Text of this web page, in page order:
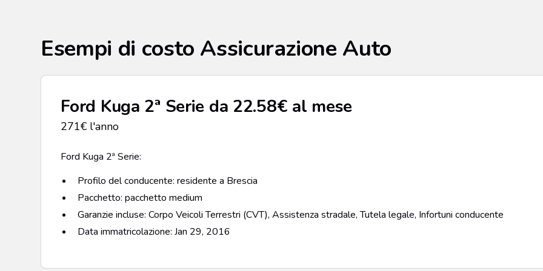
Esempi di costo Assicurazione Auto
Ford Kuga 2ª Serie da 22.58€ al mese
271€ l'anno
Ford Kuga 2ª Serie:
Profilo del conducente: residente a Brescia
Pacchetto: pacchetto medium
Garanzie incluse: Corpo Veicoli Terrestri (CVT), Assistenza stradale, Tutela legale, Infortuni conducente
Data immatricolazione: Jan 29, 2016